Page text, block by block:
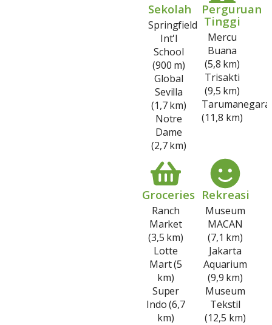
Sekolah
Springfield
Int'l
School
(900 m)
Global
Sevilla
(1,7 km)
Notre
Dame
(2,7 km)
Perguruan
Tinggi
Mercu
Buana
(5,8 km)
Trisakti
(9,5 km)
Tarumanegara
(11,8 km)
Groceries
Ranch
Market
(3,5 km)
Lotte
Mart (5
km)
Super
Indo (6,7
km)
Rekreasi
Museum
MACAN
(7,1 km)
Jakarta
Aquarium
(9,9 km)
Museum
Tekstil
(12,5 km)